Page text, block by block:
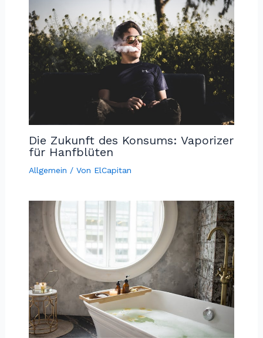
Die Zukunft des Konsums: Vaporizer
für Hanfblüten
Allgemein / Von ElCapitan